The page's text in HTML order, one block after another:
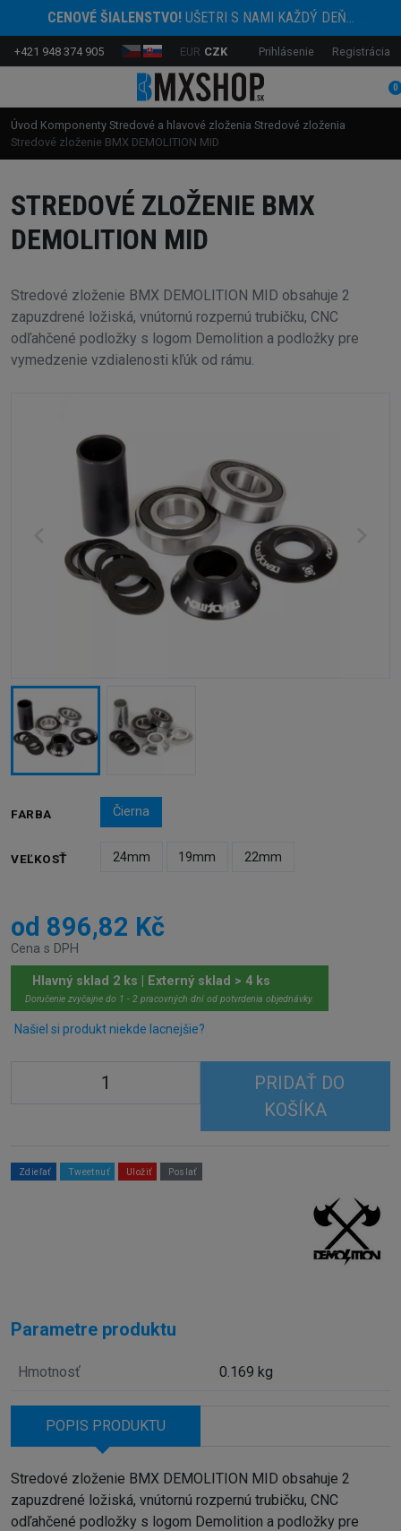
CENOVÉ ŠIALENSTVO!UŠETRI S NAMI KAŽDÝ DEŇ...
+421 948 374 905 EUR CZK Prihlásenie Registrácia
0
Úvod Komponenty Stredové a hlavové zloženia Stredové zloženia
Stredové zloženie BMX DEMOLITION MID
STREDOVÉ ZLOŽENIE BMX
DEMOLITION MID
Stredové zloženie BMX DEMOLITION MID obsahuje 2
zapuzdrené ložiská, vnútornú rozpernú trubičku, CNC
odľahčené podložky s logom Demolition a podložky pre
vymedzenie vzdialenosti kľúk od rámu.
FARBA Čierna
VEĽKOSŤ 24mm 19mm 22mm
od 896,82 Kč
Cena s DPH
Hlavný sklad 2 ks | Externý sklad > 4 ks
Doručenie zvyčajne do 1 - 2 pracovných dní od potvrdenia objednávky.
Našiel si produkt niekde lacnejšie?
PRIDAŤ DO
KOŠÍKA
Zdieľať Tweetnuť Uložiť Poslať
Parametre produktu
Hmotnosť 0.169 kg
POPIS PRODUKTU
Stredové zloženie BMX DEMOLITION MID obsahuje 2
zapuzdrené ložiská, vnútornú rozpernú trubičku, CNC
odľahčené podložky s logom Demolition a podložky pre